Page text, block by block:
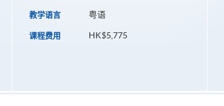
教学语言 粤语
课程费用 HK$5,775